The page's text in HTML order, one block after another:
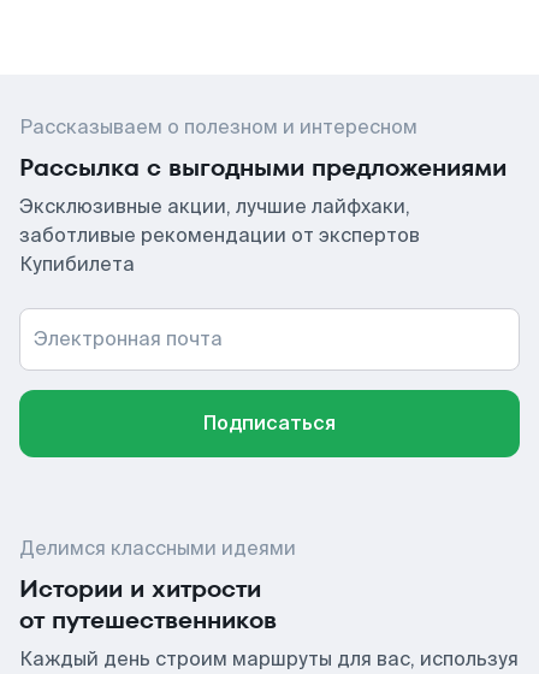
Рассказываем о полезном и интересном
Рассылка с выгодными предложениями
Эксклюзивные акции, лучшие лайфхаки,
заботливые рекомендации от экспертов
Купибилета
Электронная почта
Подписаться
Делимся классными идеями
Истории и хитрости
от путешественников
Каждый день строим маршруты для вас, используя